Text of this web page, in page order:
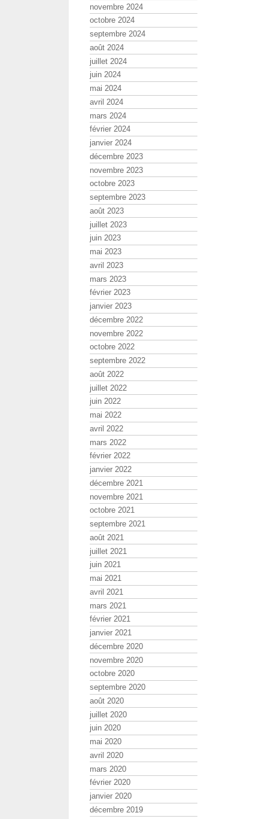
novembre 2024
octobre 2024
septembre 2024
août 2024
juillet 2024
juin 2024
mai 2024
avril 2024
mars 2024
février 2024
janvier 2024
décembre 2023
novembre 2023
octobre 2023
septembre 2023
août 2023
juillet 2023
juin 2023
mai 2023
avril 2023
mars 2023
février 2023
janvier 2023
décembre 2022
novembre 2022
octobre 2022
septembre 2022
août 2022
juillet 2022
juin 2022
mai 2022
avril 2022
mars 2022
février 2022
janvier 2022
décembre 2021
novembre 2021
octobre 2021
septembre 2021
août 2021
juillet 2021
juin 2021
mai 2021
avril 2021
mars 2021
février 2021
janvier 2021
décembre 2020
novembre 2020
octobre 2020
septembre 2020
août 2020
juillet 2020
juin 2020
mai 2020
avril 2020
mars 2020
février 2020
janvier 2020
décembre 2019